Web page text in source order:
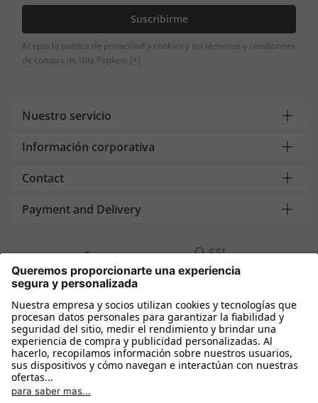
Suscribirme
Acepto la política de privacidad y cookies y los términos y condiciones
de compra de Ulla Popken. [+]
Nuestro servicio
Información corporativa
Contact
Payment and Delivery
Compra segura con
Más tiendas online
España